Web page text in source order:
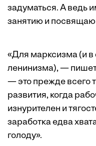
задуматься. А ведь
занятию и посвящаю
«Для марксизма (и
ленинизма), —
— это прежде всего
развития, когда
изнурителен и
заработка едва
голоду».